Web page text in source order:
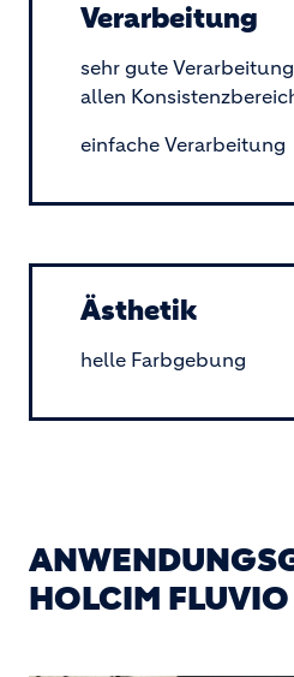
Verarbeitung
sehr gute
allen
einfache Verarbeitung
Ästhetik
helle Farbgebung
HOLCIM